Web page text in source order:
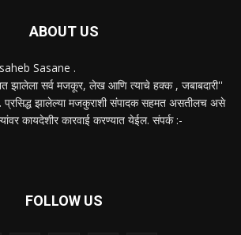
ABOUT US
Sasane .
झालेला सर्व मजकूर, लेख आणि त्याचे हक्क , जबाबदारी''
झालेल्या मजकुराशी संपादक सहमत असतीलच असे
कायदेशीर कारवाई करण्यात येईल. संपर्क :-
FOLLOW US